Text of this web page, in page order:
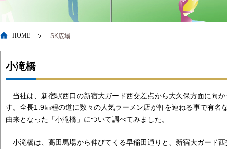
HOME SK広場
小滝橋
当社は、新宿駅西口の新宿大ガード西交差点から大久保方面に向
す。全長1.9㎞程の道に数々の人気ラーメン店が軒を連ねる事で有名
由来となった「小滝橋」について調べてみました。
小滝橋は、高田馬場から伸びてくる早稲田通りと、新宿大ガード